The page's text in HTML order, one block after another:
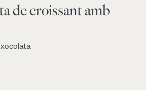
de croissant amb